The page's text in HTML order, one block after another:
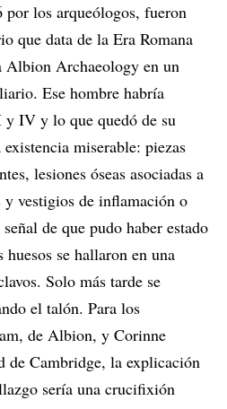
por los arqueólogos, fueron
que data de la Era Romana
Albion Archaeology en un
Ese hombre habría
IV y lo que quedó de su
miserable: piezas
lesiones óseas asociadas a
vestigios de inflamación o
de que pudo haber estado
huesos se hallaron en una
Solo más tarde se
el talón. Para los
de Albion, y Corinne
de Cambridge, la explicación
sería una crucifixión